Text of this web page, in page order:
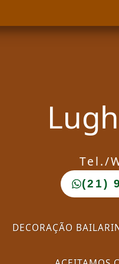
Tel./
(21)
DECORAÇÃO